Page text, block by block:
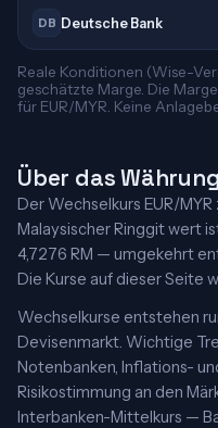
DB Deutsche Bank
Reale Konditionen (Wise-
geschätzte Marge. Die
für EUR/MYR. Keine
Über das
Der Wechselkurs EUR/
Malaysischer Ringgit wert
4,7276 RM — umgekehrt
Die Kurse auf dieser Seite
Wechselkurse entstehen
Devisenmarkt. Wichtige
Notenbanken, Inflations-
Risikostimmung an den
Interbanken-Mittelkurs —